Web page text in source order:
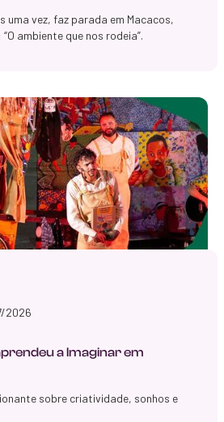
uma vez, faz parada em Macacos,
ambiente que nos rodeia”.
2026
a Imaginar em
sobre criatividade, sonhos e